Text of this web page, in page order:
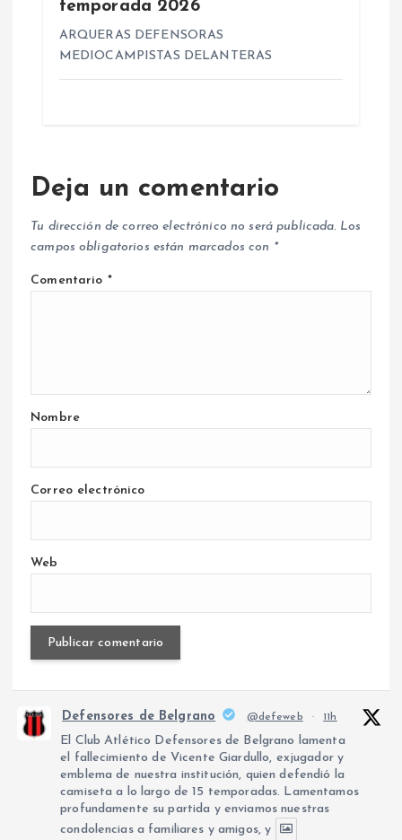
temporada 2026
ARQUERAS DEFENSORAS
MEDIOCAMPISTAS DELANTERAS
Deja un comentario
Tu dirección de correo electrónico no será publicada. Los
campos obligatorios están marcados con *
Comentario *
Nombre
Correo electrónico
Web
Defensores de Belgrano @defeweb · 11h
El Club Atlético Defensores de Belgrano lamenta
el fallecimiento de Vicente Giardullo, exjugador y
emblema de nuestra institución, quien defendió la
camiseta a lo largo de 15 temporadas. Lamentamos
profundamente su partida y enviamos nuestras
condolencias a familiares y amigos, y